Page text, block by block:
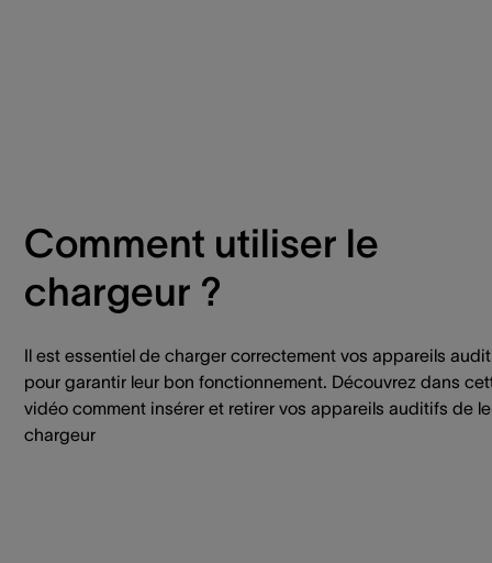
Comment utiliser le
chargeur ?
Il est essentiel de charger correctement vos appareils
pour garantir leur bon fonctionnement. Découvrez dans
vidéo comment insérer et retirer vos appareils auditifs de
chargeur